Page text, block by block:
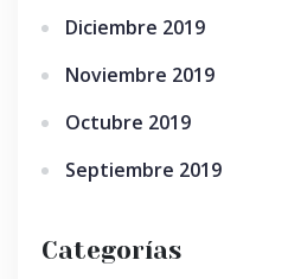
Diciembre 2019
Noviembre 2019
Octubre 2019
Septiembre 2019
Categorías